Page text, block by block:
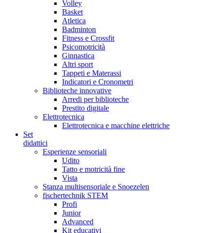
Volley
Basket
Atletica
Badminton
Fitness e Crossfit
Psicomotricità
Ginnastica
Altri sport
Tappeti e Materassi
Indicatori e Cronometri
Biblioteche innovative
Arredi per biblioteche
Prestito digitale
Elettrotecnica
Elettrotecnica e macchine elettriche
Set
didattici
Esperienze sensoriali
Udito
Tatto e motricità fine
Vista
Stanza multisensoriale e Snoezelen
fischertechnik STEM
Profi
Junior
Advanced
Kit educativi